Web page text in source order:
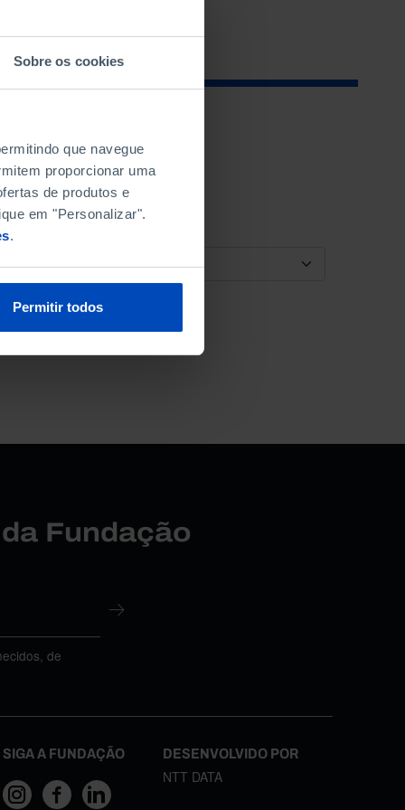
Sobre os cookies
que navegue
proporcionar uma
de produtos e
em "Personalizar".
.
Permitir todos
ORDENAR POR
Fundação
de
SIGA A FUNDAÇÃO DESENVOLVIDO POR
NTT DATA